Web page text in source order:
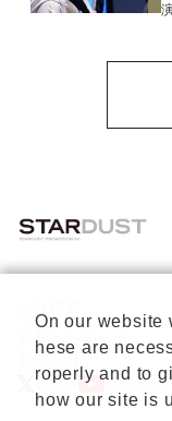
プライバシーポリシ
重要なお知らせ
お問い合わせ
About Us
公式X
公式
On our website
hese are
roperly and to
how our site is